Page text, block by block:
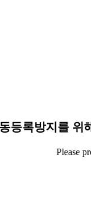
등록방지를 위
Please